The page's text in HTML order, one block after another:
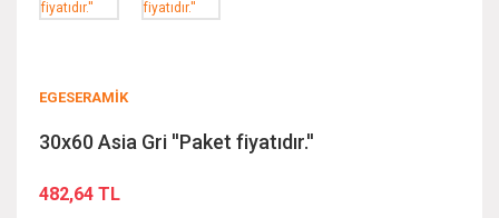
EGESERAMİK
30x60 Asia Gri ''Paket fiyatıdır.''
482,64 TL